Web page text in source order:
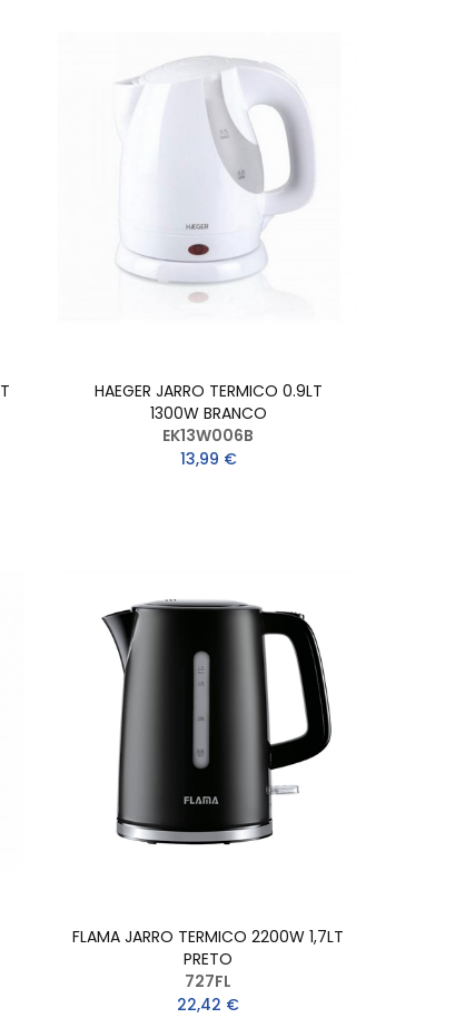
HAEGER JARRO TERMICO 0.9LT
1300W BRANCO
EK13W006B
13,99 €
FLAMA JARRO TERMICO 2200W 1,7LT
PRETO
727FL
22,42 €